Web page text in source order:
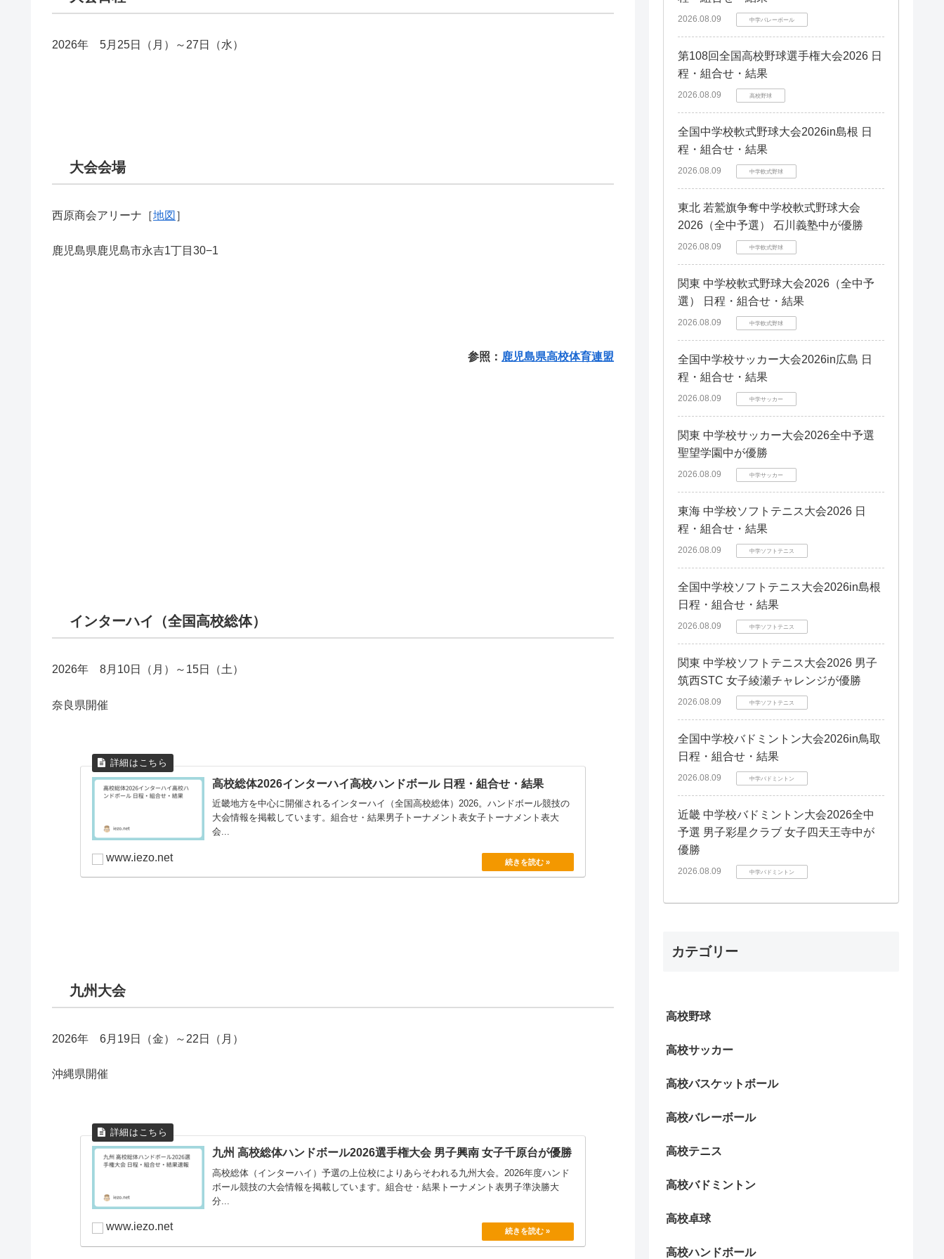
2026年 5月25日（月）～27日（水）
大会会場
西原商会アリーナ［地図 ］
鹿児島県鹿児島市永吉1丁目30−1
参照： 鹿児島県高校体育連盟
インターハイ（全国高校総体）
2026年 8月10日（月）～15日（土）
奈良県開催
高校総体2026インターハイ高校ハンドボール 日程・組合せ・結果
近畿地方を中心に開催されるインターハイ（全国高校総体）2026。ハンドボール競技の
大会情報を掲載しています。組合せ・結果男子トーナメント表女子トーナメント表大
会...
www.iezo.net
九州大会
2026年 6月19日（金）～22日（月）
沖縄県開催
九州 高校総体ハンドボール2026選手権大会 男子興南 女子千原台が優勝
高校総体（インターハイ）予選の上位校によりあらそわれる九州大会。2026年度ハンド
ボール競技の大会情報を掲載しています。組合せ・結果トーナメント表男子準決勝大
分...
www.iezo.net
2026.08.09 中学バレーボール
第108回全国高校野球選手権大会2026 日
程・組合せ・結果
2026.08.09 高校野球
全国中学校軟式野球大会2026in島根 日
程・組合せ・結果
2026.08.09 中学軟式野球
東北 若鷲旗争奪中学校軟式野球大会
2026（全中予選） 石川義塾中が優勝
2026.08.09 中学軟式野球
関東 中学校軟式野球大会2026（全中予
選） 日程・組合せ・結果
2026.08.09 中学軟式野球
全国中学校サッカー大会2026in広島 日
程・組合せ・結果
2026.08.09 中学サッカー
関東 中学校サッカー大会2026全中予選
聖望学園中が優勝
2026.08.09 中学サッカー
東海 中学校ソフトテニス大会2026 日
程・組合せ・結果
2026.08.09 中学ソフトテニス
全国中学校ソフトテニス大会2026in島根
日程・組合せ・結果
2026.08.09 中学ソフトテニス
関東 中学校ソフトテニス大会2026 男子
筑西STC 女子綾瀬チャレンジが優勝
2026.08.09 中学ソフトテニス
全国中学校バドミントン大会2026in鳥取
日程・組合せ・結果
2026.08.09 中学バドミントン
近畿 中学校バドミントン大会2026全中
予選 男子彩星クラブ 女子四天王寺中が
優勝
2026.08.09 中学バドミントン
カテゴリー
高校野球
高校サッカー
高校バスケットボール
高校バレーボール
高校テニス
高校バドミントン
高校卓球
高校ハンドボール